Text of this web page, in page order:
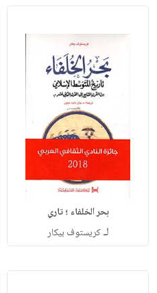
بحر الخلفاء ؛ تاري
لـكريستوف بيكار